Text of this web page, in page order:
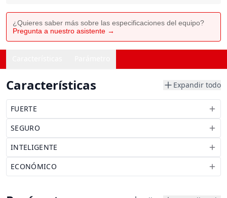
¿Quieres saber más sobre las especificaciones del equipo?
Pregunta a nuestro asistente →
Características Expandir todo
FUERTE
SEGURO
INTELIGENTE
ECONÓMICO